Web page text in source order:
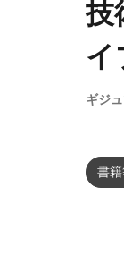
技
イ
ギジ
書